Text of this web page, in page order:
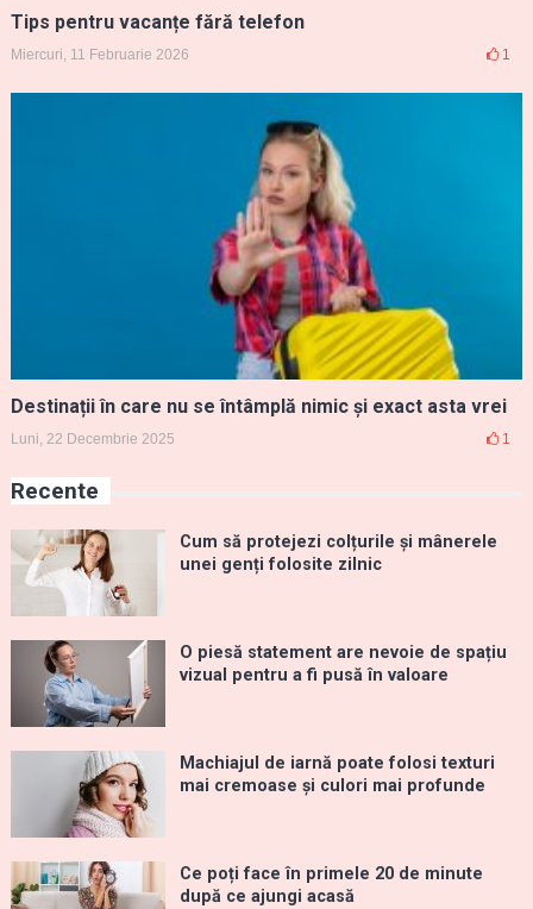
Tips pentru vacanțe fără telefon
Miercuri, 11 Februarie 2026 1
Destinații în care nu se întâmplă nimic și exact asta vrei
Luni, 22 Decembrie 2025 1
Recente
Cum să protejezi colțurile și mânerele
unei genți folosite zilnic
O piesă statement are nevoie de spațiu
vizual pentru a fi pusă în valoare
Machiajul de iarnă poate folosi texturi
mai cremoase și culori mai profunde
Ce poți face în primele 20 de minute
după ce ajungi acasă